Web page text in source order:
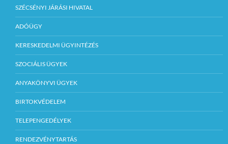
SZÉCSÉNYI JÁRÁSI HIVATAL
ADÓÜGY
KERESKEDELMI ÜGYINTÉZÉS
SZOCIÁLIS ÜGYEK
ANYAKÖNYVI ÜGYEK
BIRTOKVÉDELEM
TELEPENGEDÉLYEK
RENDEZVÉNYTARTÁS